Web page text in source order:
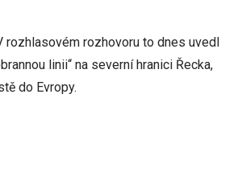
rozhlasovém rozhovoru to dnes uvedl
linii“ na severní hranici Řecka,
do Evropy.